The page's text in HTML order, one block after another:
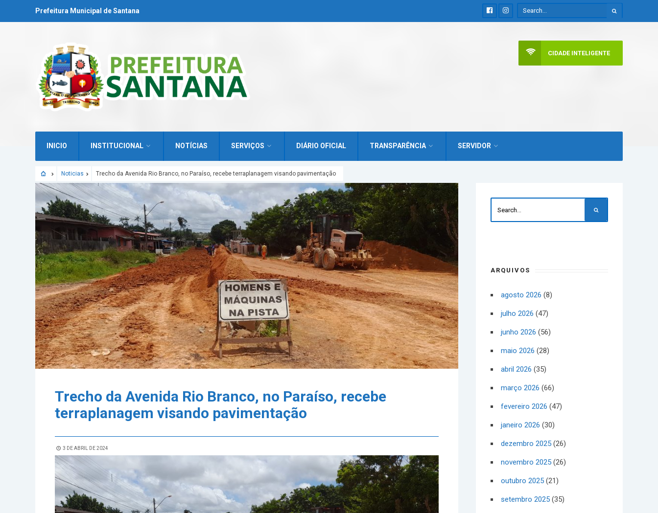
Prefeitura Municipal de Santana
INICIO INSTITUCIONAL NOTÍCIAS SERVIÇOS DIÁRIO OFICIAL TRANSPARÊNCIA SERVIDOR
CIDADE INTELIGENTE
Noticias Trecho da Avenida Rio Branco, no Paraíso, recebe terraplanagem visando pavimentação
Trecho da Avenida Rio Branco, no Paraíso, recebe
terraplanagem visando pavimentação
3 DE ABRIL DE 2024
ARQUIVOS
agosto 2026 (8)
julho 2026 (47)
junho 2026 (56)
maio 2026 (28)
abril 2026 (35)
março 2026 (66)
fevereiro 2026 (47)
janeiro 2026 (30)
dezembro 2025 (26)
novembro 2025 (26)
outubro 2025 (21)
setembro 2025 (35)